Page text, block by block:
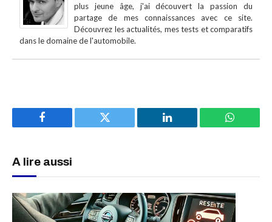
plus jeune âge, j'ai découvert la passion du
partage de mes connaissances avec ce site.
Découvrez les actualités, mes tests et comparatifs
dans le domaine de l'automobile.
Facebook Twitter LinkedIn
A lire aussi